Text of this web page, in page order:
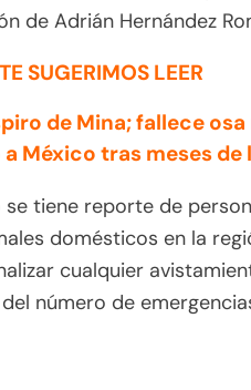
de Adrián Hernández
TE SUGERIMOS LEER
de Mina; fallece
México tras meses de
tiene reporte de
domésticos en la
cualquier
número de